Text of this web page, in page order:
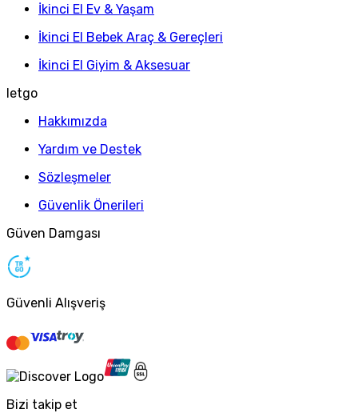
İkinci El Ev & Yaşam
İkinci El Bebek Araç & Gereçleri
İkinci El Giyim & Aksesuar
letgo
Hakkımızda
Yardım ve Destek
Sözleşmeler
Güvenlik Önerileri
Güven Damgası
Güvenli Alışveriş
Bizi takip et